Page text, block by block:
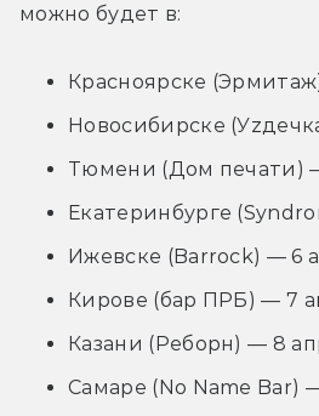
можно будет в:
Красноярске
Новосибирске
Тюмени (Дом печати)
Екатеринбурге
Ижевске (Barrock) — 6
Кирове (бар ПРБ) — 7
Казани (Реборн) — 8
Самаре (No Name Bar)